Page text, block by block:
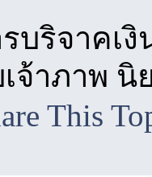
บริจาคเ
จ้าภาพ
This